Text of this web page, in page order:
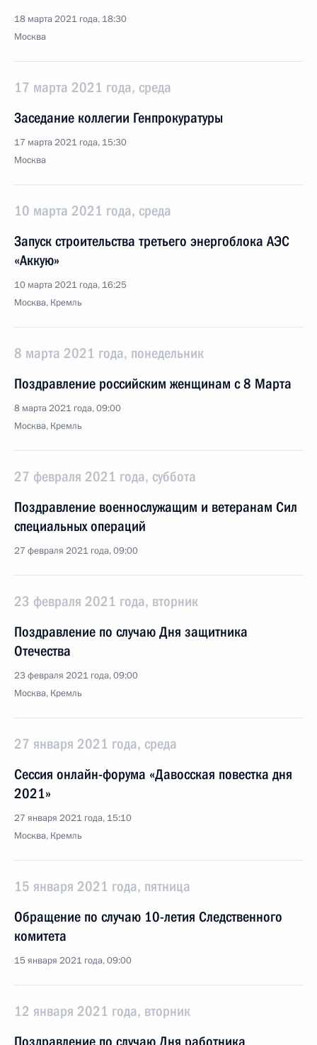
18 марта 2021 года, 18:30
Москва
17 марта 2021 года, среда
Заседание коллегии Генпрокуратуры
17 марта 2021 года, 15:30
Москва
10 марта 2021 года, среда
Запуск строительства третьего энергоблока АЭС
«Аккую»
10 марта 2021 года, 16:25
Москва, Кремль
8 марта 2021 года, понедельник
Поздравление российским женщинам с 8 Марта
8 марта 2021 года, 09:00
Москва, Кремль
27 февраля 2021 года, суббота
Поздравление военнослужащим и ветеранам Сил
специальных операций
27 февраля 2021 года, 09:00
23 февраля 2021 года, вторник
Поздравление по случаю Дня защитника
Отечества
23 февраля 2021 года, 09:00
Москва, Кремль
27 января 2021 года, среда
Сессия онлайн-форума «Давосская повестка дня
2021»
27 января 2021 года, 15:10
Москва, Кремль
15 января 2021 года, пятница
Обращение по случаю 10-летия Следственного
комитета
15 января 2021 года, 09:00
12 января 2021 года, вторник
Поздравление по случаю Дня работника